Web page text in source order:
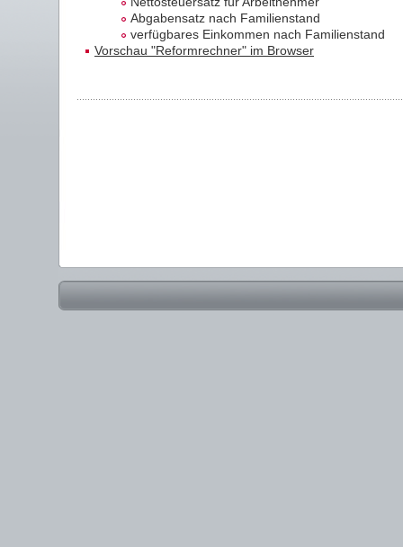
Abgabensatz nach Familienstand
verfügbares Einkommen nach Familienstand
Vorschau "Reformrechner" im Browser